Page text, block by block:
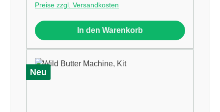
Preise zzgl. Versandkosten
In den Warenkorb
Neu